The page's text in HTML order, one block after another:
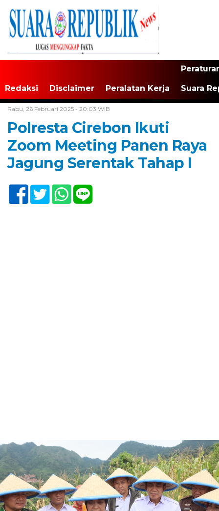
Redaksi Disclaimer Peralatan Kerja Suara
Rabu, 26 Februari 2025 - 20:03 WIB
Polresta Cirebon Ikuti
Zoom Meeting Panen Raya
Jagung Serentak Tahap I